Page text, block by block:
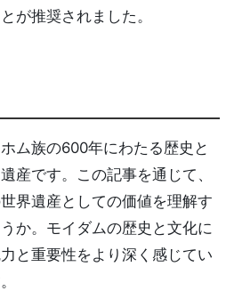
が推奨されました。
ム族の600年にわたる歴史と
産です。この記事を通じて、
界遺産としての価値を理解す
か。モイダムの歴史と文化に
と重要性をより深く感じてい